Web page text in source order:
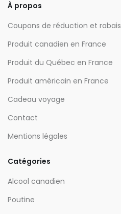
À propos
Coupons de réduction et rabais
Produit canadien en France
Produit du Québec en France
Produit américain en France
Cadeau voyage
Contact
Mentions légales
Catégories
Alcool canadien
Poutine